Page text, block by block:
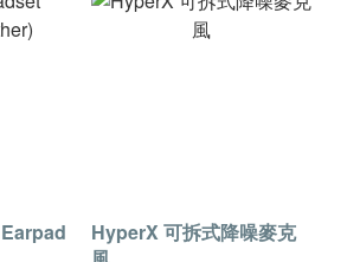
HyperX 可拆式降噪麥克